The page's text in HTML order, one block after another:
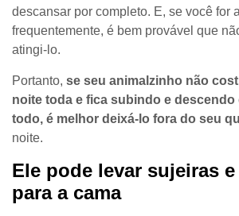
descansar por completo. E, se você for
frequentemente, é bem provável que
atingi-lo.
Portanto, se seu animalzinho não
noite toda e fica subindo e descendo
todo, é melhor deixá-lo fora do seu
noite.
Ele pode levar sujeiras
para a cama